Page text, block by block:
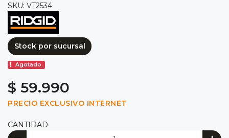
SKU: VT2534
Stock por sucursal
Agotado.
$ 59.990
PRECIO EXCLUSIVO INTERNET
CANTIDAD